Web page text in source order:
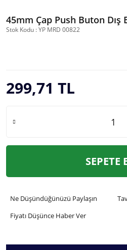
45mm Çap Push Buton
Stok Kodu : YP MRD 00822
299,71 TL
SEPETE
Ne Düşündüğünüzü Paylaşın
Fiyatı Düşünce Haber Ver